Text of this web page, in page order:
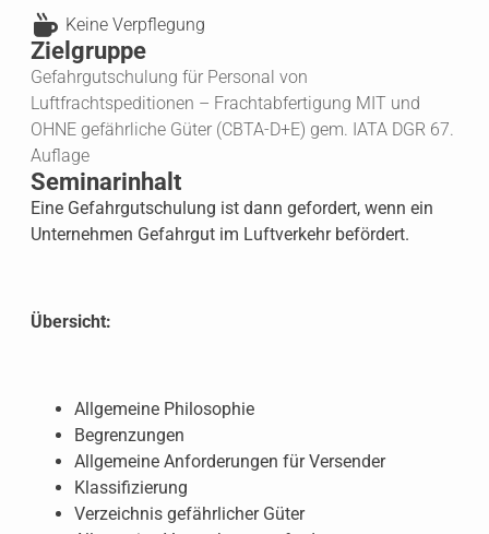
Keine Verpflegung
Zielgruppe
Gefahrgutschulung für Personal von
Luftfrachtspeditionen – Frachtabfertigung MIT und
OHNE gefährliche Güter (CBTA-D+E) gem. IATA DGR 67.
Auflage
Seminarinhalt
Eine Gefahrgutschulung ist dann gefordert, wenn ein
Unternehmen Gefahrgut im Luftverkehr befördert.
Übersicht:
Allgemeine Philosophie
Begrenzungen
Allgemeine Anforderungen für Versender
Klassifizierung
Verzeichnis gefährlicher Güter